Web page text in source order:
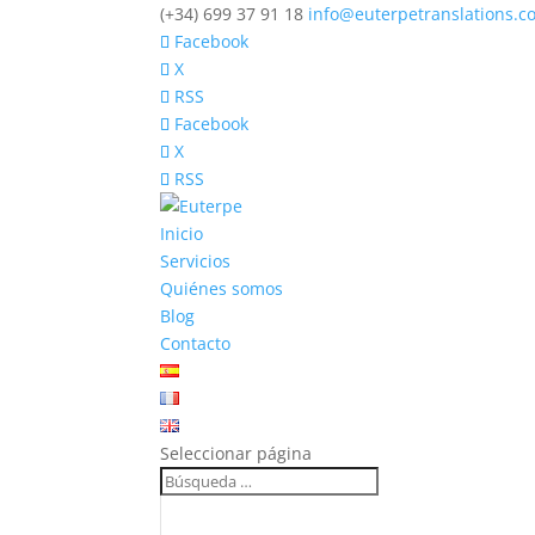
(+34) 699 37 91 18
Facebook
X
RSS
Facebook
X
RSS
Inicio
Servicios
Quiénes somos
Blog
Contacto
Seleccionar página